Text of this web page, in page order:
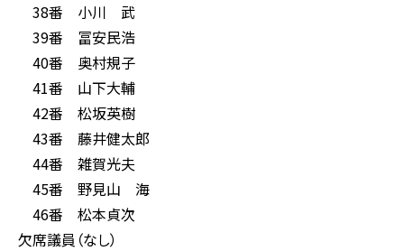
38番 小川 武
39番 冨安民浩
40番 奥村規子
41番 山下大輔
42番 松坂英樹
43番 藤井健太郎
44番 雑賀光夫
45番 野見山 海
46番 松本貞次
欠席議員（なし）